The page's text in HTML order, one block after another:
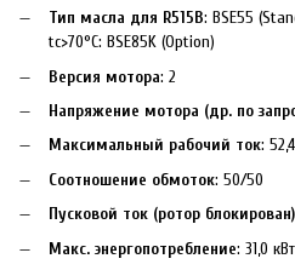
Тип масла для R515B: BSE55
tc>70°C: BSE85K (Option)
Версия мотора: 2
Напряжение мотора (др. по
Максимальный рабочий ток:
Соотношение обмоток: 50/50
Пусковой ток (ротор блокирован)
Макс. энергопотребление: 31,0 кВт